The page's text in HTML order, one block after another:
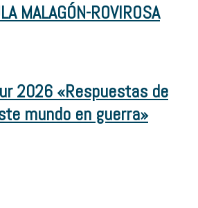
MALAGÓN-ROVIROSA
2026 «Respuestas de
mundo en guerra»